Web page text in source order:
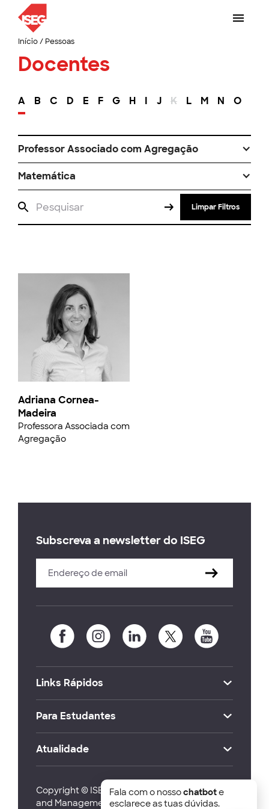
Início/ Pessoas
Docentes
A B C D E F G H I J K L M N O
Professor Associado com Agregação
Matemática
Limpar Filtros
Adriana Cornea-
Madeira
Professora Associada com
Agregação
Subscreva a newsletter do ISEG
Links Rápidos
Para Estudantes
Atualidade
Copyright © ISEG Lisbon School of Economics
and Management 2026
Fala com o nossochatbote
esclarece as tuas dúvidas.